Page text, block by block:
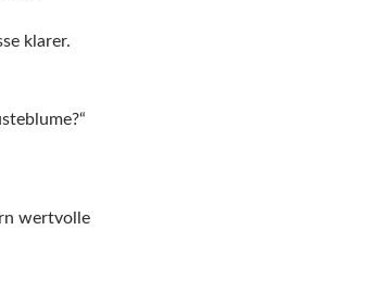
klarer.
wertvolle